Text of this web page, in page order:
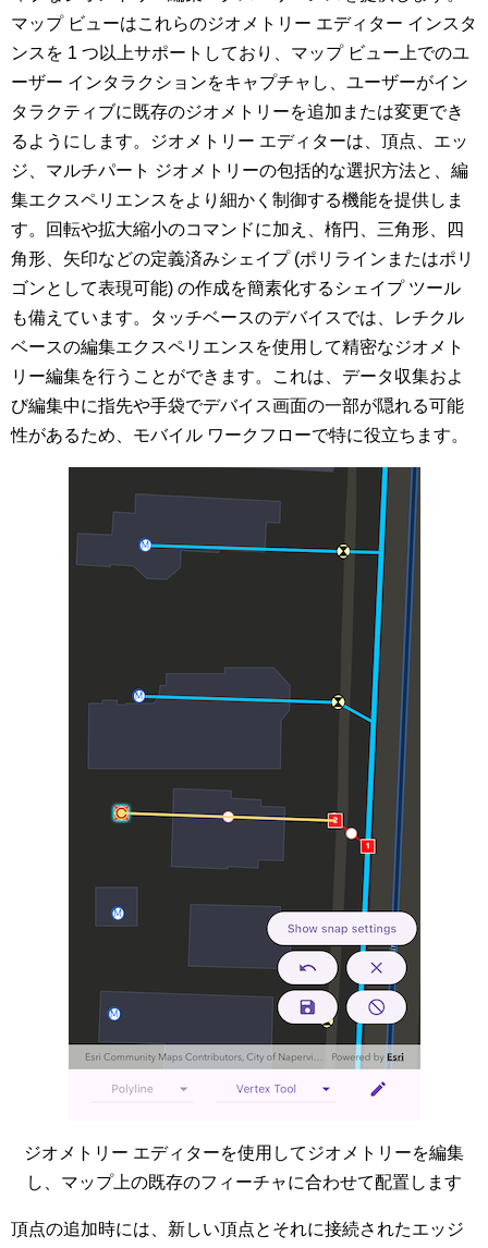
マップ ビューはこれらのジオメトリー エディター インスタ
ンスを 1 つ以上サポートしており、マップ ビュー上でのユ
ーザー インタラクションをキャプチャし、ユーザーがイン
タラクティブに既存のジオメトリーを追加または変更でき
るようにします。ジオメトリー エディターは、頂点、エッ
ジ、マルチパート ジオメトリーの包括的な選択方法と、編
集エクスペリエンスをより細かく制御する機能を提供しま
す。回転や拡大縮小のコマンドに加え、楕円、三角形、四
角形、矢印などの定義済みシェイプ (ポリラインまたはポリ
ゴンとして表現可能) の作成を簡素化するシェイプ ツール
も備えています。タッチベースのデバイスでは、レチクル
ベースの編集エクスペリエンスを使用して精密なジオメト
リー編集を行うことができます。これは、データ収集およ
び編集中に指先や手袋でデバイス画面の一部が隠れる可能
性があるため、モバイル ワークフローで特に役立ちます。
ジオメトリー エディターを使用してジオメトリーを編集
し、マップ上の既存のフィーチャに合わせて配置します
頂点の追加時には、新しい頂点とそれに接続されたエッジ